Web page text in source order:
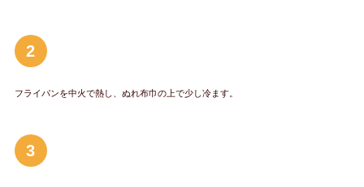
2
フライパンを中火で熱し、ぬれ布巾の上で少し冷ます。
3